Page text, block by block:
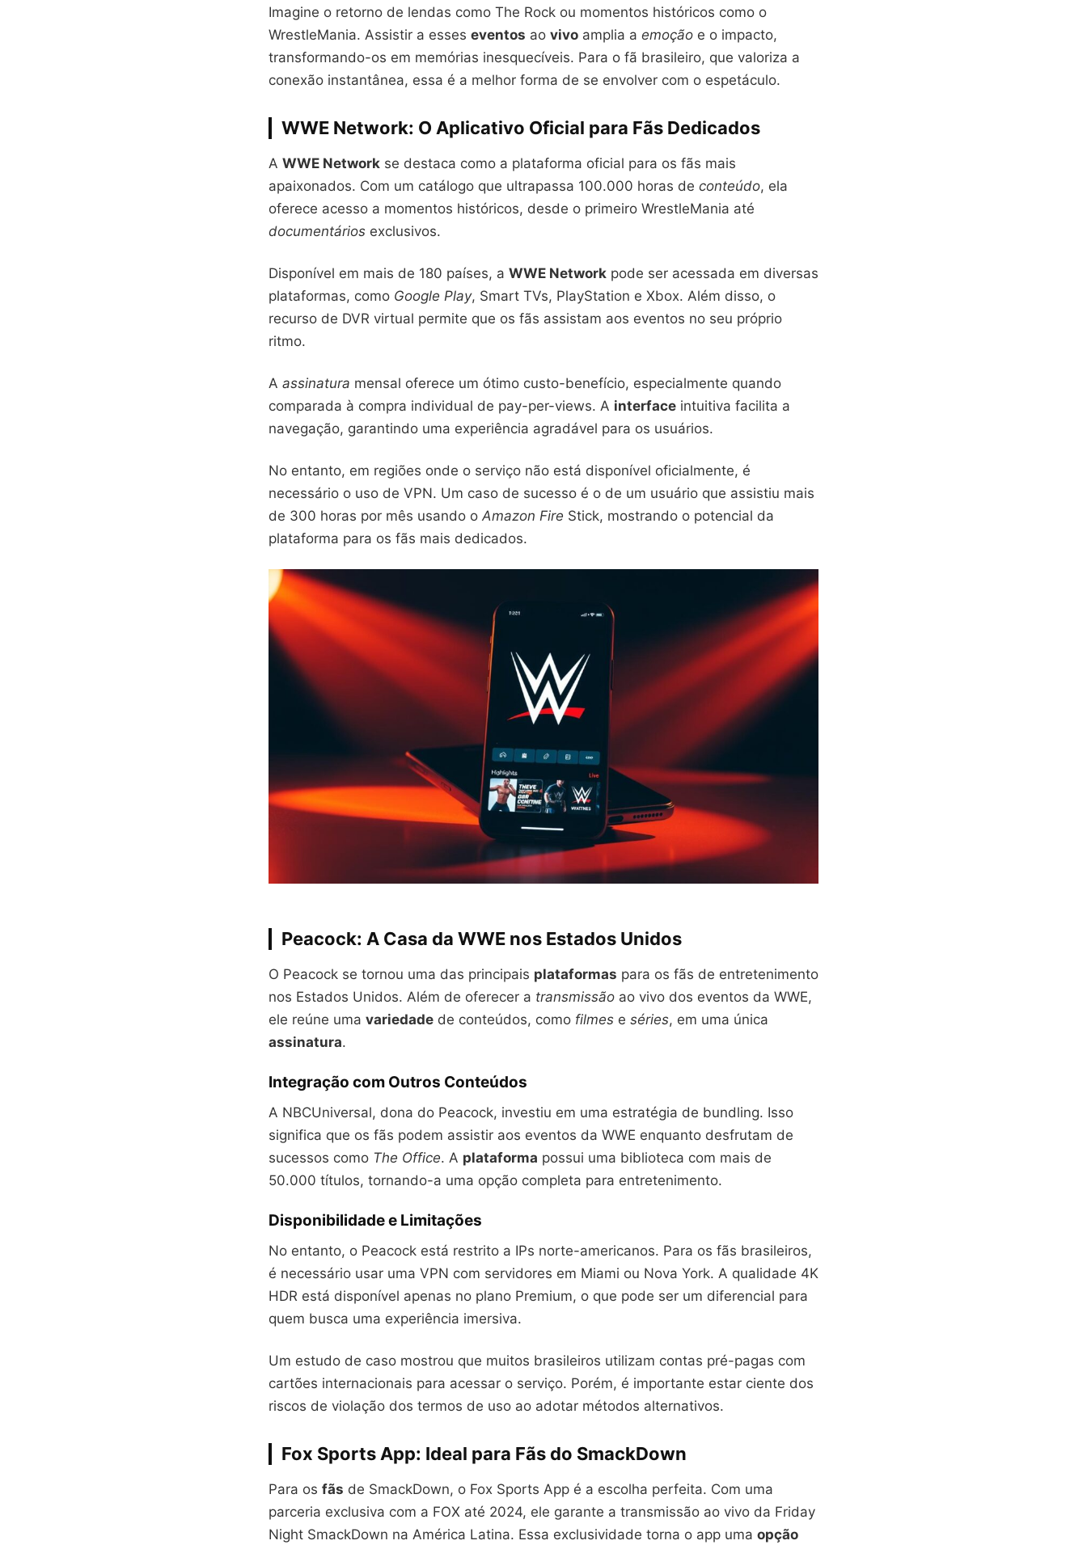
Imagine o retorno de lendas como The Rock ou momentos históricos como o
WrestleMania. Assistir a esses eventos ao vivo amplia a emoção e o impacto,
transformando-os em memórias inesquecíveis. Para o fã brasileiro, que valoriza a
conexão instantânea, essa é a melhor forma de se envolver com o espetáculo.
WWE Network: O Aplicativo Oficial para Fãs Dedicados
A WWE Network se destaca como a plataforma oficial para os fãs mais
apaixonados. Com um catálogo que ultrapassa 100.000 horas de conteúdo, ela
oferece acesso a momentos históricos, desde o primeiro WrestleMania até
documentários exclusivos.
Disponível em mais de 180 países, a WWE Network pode ser acessada em diversas
plataformas, como Google Play, Smart TVs, PlayStation e Xbox. Além disso, o
recurso de DVR virtual permite que os fãs assistam aos eventos no seu próprio
ritmo.
A assinatura mensal oferece um ótimo custo-benefício, especialmente quando
comparada à compra individual de pay-per-views. A interface intuitiva facilita a
navegação, garantindo uma experiência agradável para os usuários.
No entanto, em regiões onde o serviço não está disponível oficialmente, é
necessário o uso de VPN. Um caso de sucesso é o de um usuário que assistiu mais
de 300 horas por mês usando o Amazon Fire Stick, mostrando o potencial da
plataforma para os fãs mais dedicados.
Peacock: A Casa da WWE nos Estados Unidos
O Peacock se tornou uma das principais plataformas para os fãs de entretenimento
nos Estados Unidos. Além de oferecer a transmissão ao vivo dos eventos da WWE,
ele reúne uma variedade de conteúdos, como filmes e séries, em uma única
assinatura.
Integração com Outros Conteúdos
A NBCUniversal, dona do Peacock, investiu em uma estratégia de bundling. Isso
significa que os fãs podem assistir aos eventos da WWE enquanto desfrutam de
sucessos como The Office. A plataforma possui uma biblioteca com mais de
50.000 títulos, tornando-a uma opção completa para entretenimento.
Disponibilidade e Limitações
No entanto, o Peacock está restrito a IPs norte-americanos. Para os fãs brasileiros,
é necessário usar uma VPN com servidores em Miami ou Nova York. A qualidade 4K
HDR está disponível apenas no plano Premium, o que pode ser um diferencial para
quem busca uma experiência imersiva.
Um estudo de caso mostrou que muitos brasileiros utilizam contas pré-pagas com
cartões internacionais para acessar o serviço. Porém, é importante estar ciente dos
riscos de violação dos termos de uso ao adotar métodos alternativos.
Fox Sports App: Ideal para Fãs do SmackDown
Para os fãs de SmackDown, o Fox Sports App é a escolha perfeita. Com uma
parceria exclusiva com a FOX até 2024, ele garante a transmissão ao vivo da Friday
Night SmackDown na América Latina. Essa exclusividade torna o app uma opção